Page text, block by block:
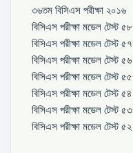
৩৬তম বিসিএস পরীক্ষা ২০১৬
বিসিএস পরীক্ষা মডেল টেস্ট ৫৮
বিসিএস পরীক্ষা মডেল টেস্ট ৫৭
বিসিএস পরীক্ষা মডেল টেস্ট ৫৬
বিসিএস পরীক্ষা মডেল টেস্ট ৫৫
বিসিএস পরীক্ষা মডেল টেস্ট ৫৪
বিসিএস পরীক্ষা মডেল টেস্ট ৫৩
বিসিএস পরীক্ষা মডেল টেস্ট ৫২